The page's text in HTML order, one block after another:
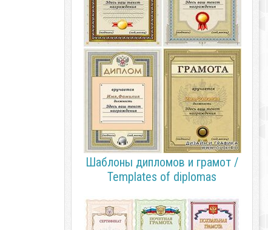
Шаблоны дипломов и грамот /
Templates of diplomas